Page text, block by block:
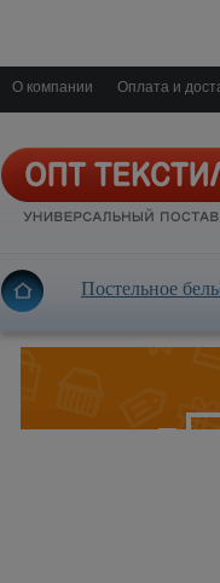
О компании Оплата и
Постельное